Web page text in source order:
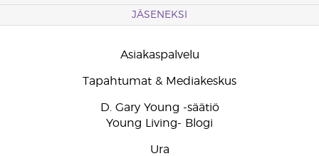
JÄSENEKSI
Asiakaspalvelu
Tapahtumat & Mediakeskus
D. Gary Young -säätiö
Young Living- Blogi
Ura